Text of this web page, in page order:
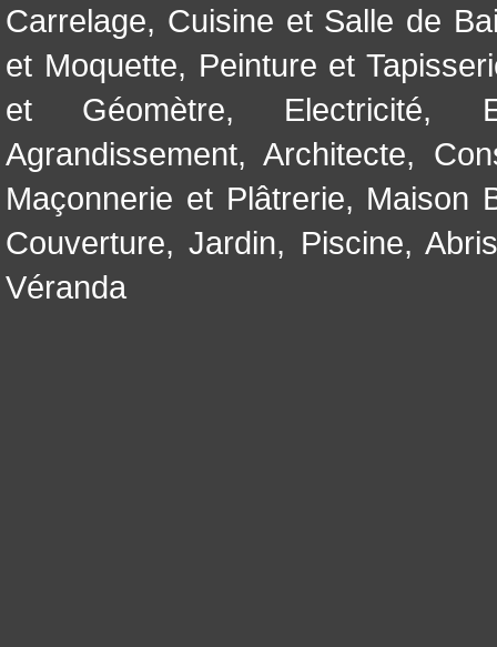
Carrelage, Cuisine et Salle de
et Moquette, Peinture et
et Géomètre, Electricité,
Agrandissement, Architecte,
Maçonnerie et Plâtrerie, Maison
Couverture,Jardin, Piscine,
Véranda